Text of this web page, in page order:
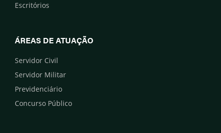
Escritórios
ÁREAS DE ATUAÇÃO
Servidor Civil
Servidor Militar
Previdenciário
Concurso Público